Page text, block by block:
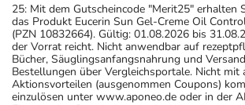
25: Mit dem Gutscheincode "Merit25" erhalten
das Produkt Eucerin Sun Gel-Creme Oil
(PZN 10832664). Gültig: 01.08.2026 bis
der Vorrat reicht. Nicht anwendbar auf
Bücher, Säuglingsanfangsnahrung und
Bestellungen über Vergleichsportale. Nicht mit
Aktionsvorteilen (ausgenommen Coupons)
einzulösen unter www.aponeo.de oder in der